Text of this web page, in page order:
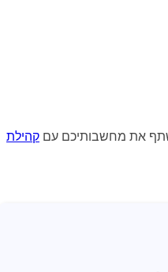
את מחשבותיכם עם קהילת